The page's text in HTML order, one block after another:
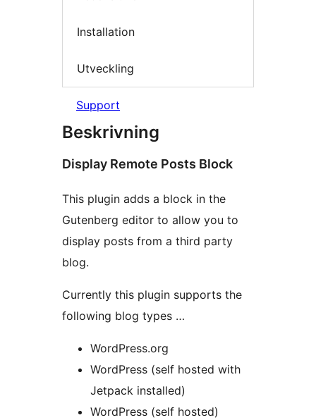
Installation
Utveckling
Support
Beskrivning
Display Remote Posts Block
This plugin adds a block in the
Gutenberg editor to allow you to
display posts from a third party
blog.
Currently this plugin supports the
following blog types …
WordPress.org
WordPress (self hosted with
Jetpack installed)
WordPress (self hosted)